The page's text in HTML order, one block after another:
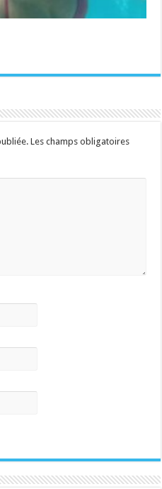
Les champs obligatoires